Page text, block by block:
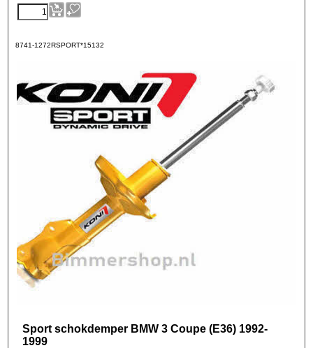
8741-1272RSPORT*15132
Sport schokdemper BMW 3 Coupe (E36) 1992-
1999